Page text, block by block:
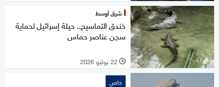
شرق أوسط
خندق التماسيح.. حيلة إسرائيل لحماية
سجن عناصر حماس
l 22 يوليو 2026
خاص